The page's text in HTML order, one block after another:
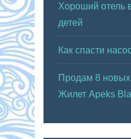
Хороший отель
детей
Как спасти
Продам 8
Жилет Apeks